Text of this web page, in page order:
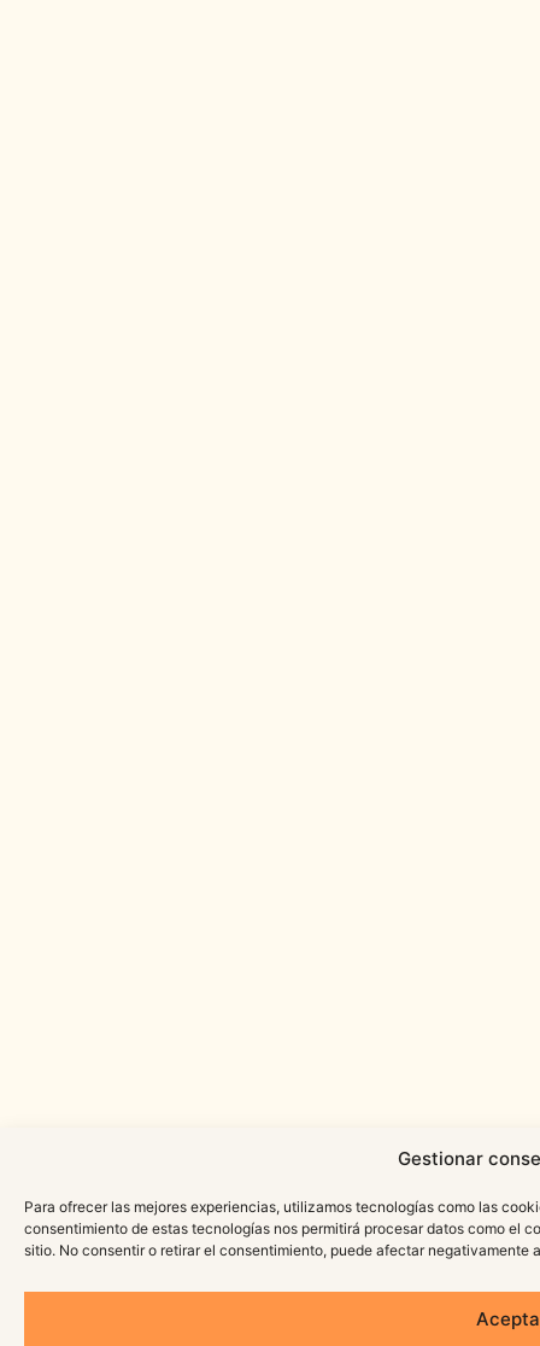
Gestionar
Para ofrecer las mejores experiencias, utilizamos tecnologías como las
consentimiento de estas tecnologías nos permitirá procesar datos como el
sitio. No consentir o retirar el consentimiento, puede afectar negativamente